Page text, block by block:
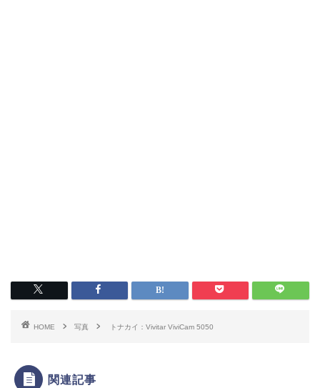
HOME 写真 トナカイ：Vivitar ViviCam 5050
関連記事